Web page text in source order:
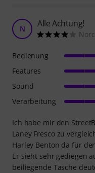
N Alle Achtung!
Ich habe mir den
Laney Fresco zu
Harley Benton da für
Er sieht sehr gediegen
beiliegende Tasche
Bedienung
Features
Sound
Verarbeitung